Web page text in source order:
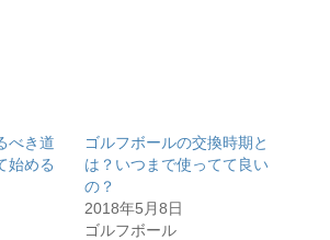
べき道
始める
ゴルフボールの交換時期と
は？いつまで使ってて良い
の？
2018年5月8日
ゴルフボール